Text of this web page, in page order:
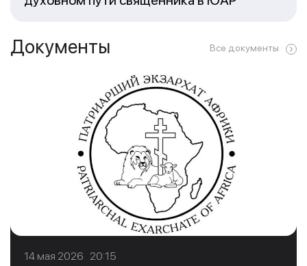
Документы Все документы
14 мая 2026 20:15